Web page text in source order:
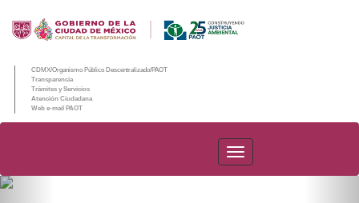
CDMX/Organismo Público Descentralizado/PAOT
Transparencia
Trámites y Servicios
Atención Ciudadana
Web e-mail PAOT
PAOT